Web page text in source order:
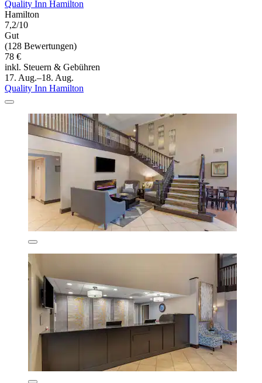
Quality Inn Hamilton
Hamilton
7,2/10
Gut
(128 Bewertungen)
78 €
inkl. Steuern & Gebühren
17. Aug.–18. Aug.
Quality Inn Hamilton